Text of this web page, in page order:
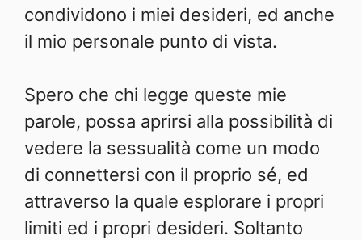
condividono i miei desideri, ed anche
il mio personale punto di vista.
Spero che chi legge queste mie
parole, possa aprirsi alla possibilità di
vedere la sessualità come un modo
di connettersi con il proprio sé, ed
attraverso la quale esplorare i propri
limiti ed i propri desideri. Soltanto